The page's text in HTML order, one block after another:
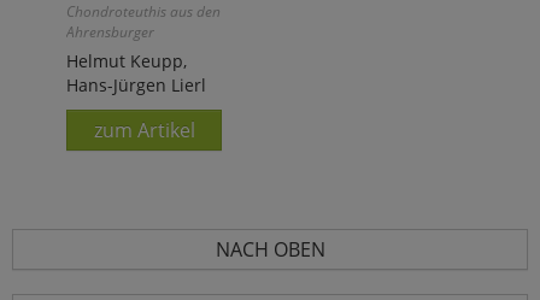
Chondroteuthis aus den
Ahrensburger
"Liaskugeln"
Helmut Keupp,
Hans-Jürgen Lierl
zum Artikel
NACH OBEN